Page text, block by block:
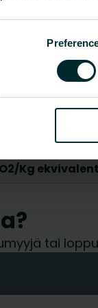
Kg
tai